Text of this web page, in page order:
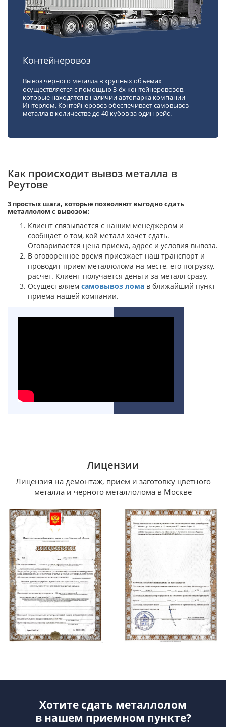
Контейнеровоз
Вывоз черного металла в крупных объемах
осуществляется с помощью 3-ёх контейнеровозов,
которые находятся в наличии автопарка компании
Интерлом. Контейнеровоз обеспечивает самовывоз
металла в количестве до 40 кубов за один рейс.
Как происходит вывоз металла в
Реутове
3 простых шага, которые позволяют выгодно сдать
металлолом с вывозом:
Клиент связывается с нашим менеджером и
сообщает о том, кой металл хочет сдать.
Оговаривается цена приема, адрес и условия вывоза.
В оговоренное время приезжает наш транспорт и
проводит прием металлолома на месте, его погрузку,
расчет. Клиент получается деньги за металл сразу.
Осуществляем самовывоз лома в ближайший пункт
приема нашей компании.
Лицензии
Лицензия на демонтаж, прием и заготовку цветного
металла и черного металлолома в Москве
Хотите сдать металлолом
в нашем приемном пункте?